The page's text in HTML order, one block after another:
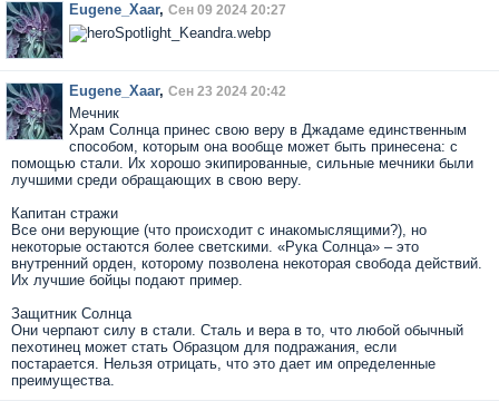
Eugene_Xaar, Сен 09 2024 20:27
Eugene_Xaar, Сен 23 2024 20:42
Мечник
Храм Солнца принес свою веру в Джадаме единственным
способом, которым она вообще может быть принесена: с
помощью стали. Их хорошо экипированные, сильные мечники были
лучшими среди обращающих в свою веру.
Капитан стражи
Все они верующие (что происходит с инакомыслящими?), но
некоторые остаются более светскими. «Рука Солнца» – это
внутренний орден, которому позволена некоторая свобода действий.
Их лучшие бойцы подают пример.
Защитник Солнца
Они черпают силу в стали. Сталь и вера в то, что любой обычный
пехотинец может стать Образцом для подражания, если
постарается. Нельзя отрицать, что это дает им определенные
преимущества.